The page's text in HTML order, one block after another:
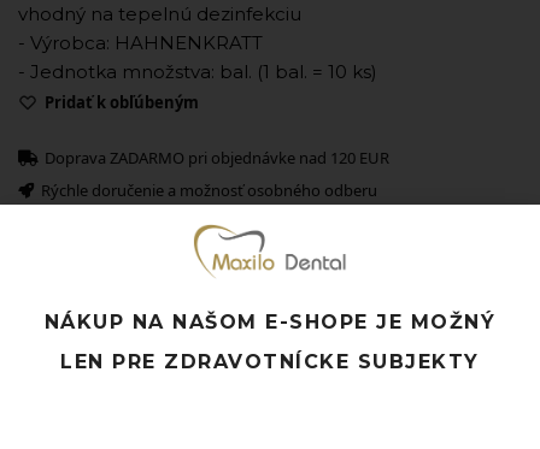
vhodný na tepelnú dezinfekciu
- Výrobca: HAHNENKRATT
- Jednotka množstva: bal. (1 bal. = 10 ks)
Pridať k obľúbeným
Doprava ZADARMO pri objednávke nad 120 EUR
Rýchle doručenie a možnosť osobného odberu
Potrebujete poradiť? Neváhajte nás
Súvisiace produkty
NÁKUP NA NAŠOM E-SHOPE JE MOŽNÝ
LEN PRE ZDRAVOTNÍCKE SUBJEKTY